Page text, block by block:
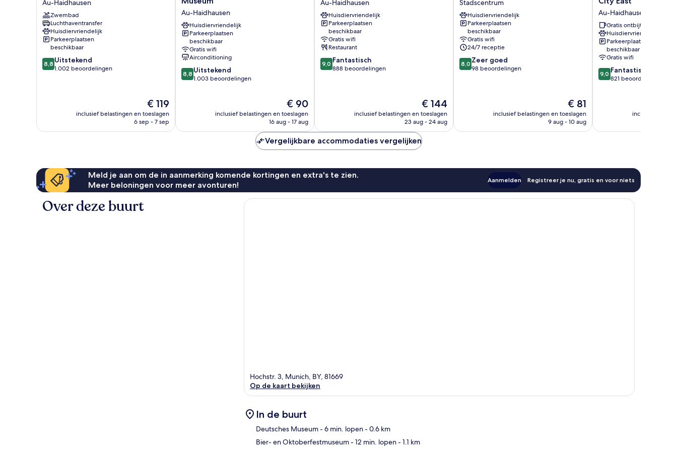
City
Au-
Haidhausen
Au-Haidhausen
Zwembad
Luchthaventransfer
Huisdiervriendelijk
Parkeerplaatsen
beschikbaar
8.8
van
8,8 Uitstekend
1.002 beoordelingen
De
prijs
is
€ 119
inclusief belastingen en toeslagen
6 sep - 7 sep
Deutsches
Museum
Au-
Haidhausen
Au-Haidhausen
Huisdiervriendelijk
Parkeerplaatsen
beschikbaar
Gratis wifi
Airconditioning
8.8
van
beoordelingen
8,8 Uitstekend
1.003 beoordelingen
De
prijs
is
€ 90
inclusief belastingen en toeslagen
16 aug - 17 aug
City
Au-
Haidhausen
Au-Haidhausen
Huisdiervriendelijk
Parkeerplaatsen
beschikbaar
Gratis wifi
Restaurant
9.0
van
9,0 Fantastisch
888 beoordelingen
De
prijs
is
€ 144
inclusief belastingen en toeslagen
23 aug - 24 aug
Munich
Stadscentrum
Stadscentrum
Huisdiervriendelijk
Parkeerplaatsen
beschikbaar
Gratis wifi
24/7 receptie
8.0
van
beoordelingen
8,0 Zeer goed
98 beoordelingen
De
prijs
is
€ 81
inclusief belastingen en toeslagen
9 aug - 10 aug
Marriott
Munich
City
East
Au-
Haidhausen
Au-Haidhausen
Gratis ontbijt
Huisdiervriendelijk
Parkeerplaatsen
beschikbaar
Gratis wifi
9.0
van
beoordelingen
9,0 Fantastisch
821 beoordelingen
inclusief
Vergelijkbare accommodaties vergelijken
Meld je aan om de in aanmerking komende kortingen en extra's te zien.
Meer beloningen voor meer avonturen!
Aanmelden Registreer je nu, gratis en voor niets
Over deze buurt
Hochstr. 3, Munich, BY, 81669
Op de kaart bekijken
In de buurt
Deutsches Museum- 6 min. lopen- 0.6 km
Bier- en Oktoberfestmuseum- 12 min. lopen- 1.1 km